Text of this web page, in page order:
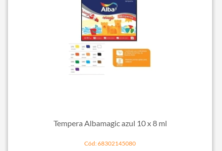
Tempera Albamagic azul 10 x 8 ml
Cód: 68302145080